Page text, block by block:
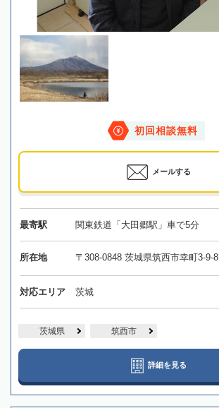
初回相談無料
メールする
最寄駅 関東鉄道「大田郷駅」車で5分
所在地 〒308-0848 茨城県筑西市幸町3-9-8
対応エリア 茨城
茨城県 筑西市
詳細を見る